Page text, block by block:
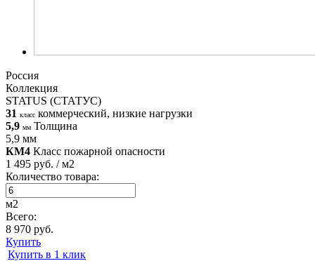
Россия
Коллекция
STATUS (СТАТУС)
31 класс коммерческий, низкие нагрузки
5,9 мм Толщина
5,9 мм
КМ4 Класс пожарной опасности
1 495 руб. / м2
Количество товара:
м2
Всего:
8 970 руб.
Купить
Купить в 1 клик